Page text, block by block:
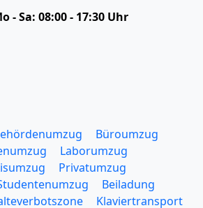
- Sa: 08:00 - 17:30 Uhr
Büroumzug
Laborumzug
Privatumzug
Beiladung
Klaviertransport